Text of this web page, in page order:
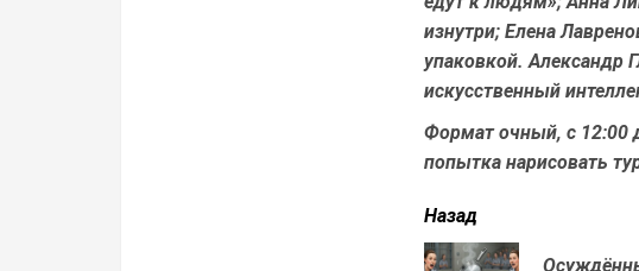
изнутри; Елена
упаковкой. Александр
искусственный
Формат очный, с 12:00
попытка нарисовать
читать
еще
Назад